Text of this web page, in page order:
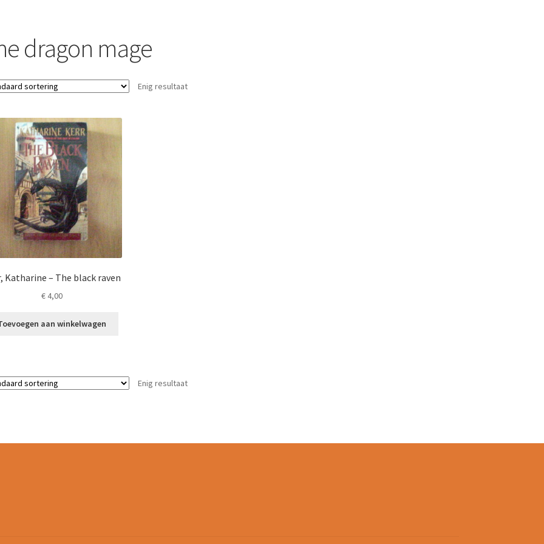
dragon mage
Enig resultaat
Katharine – The black raven
€4,00
aan winkelwagen
Enig resultaat